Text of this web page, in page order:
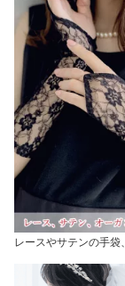
レースやサテンの手